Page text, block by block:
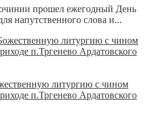
прошел ежегодный День
напутственного слова и...
литургию с чином
п.Тргенево Ардатовского